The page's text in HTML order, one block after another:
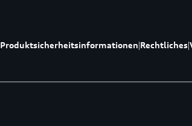
Produktsicherheitsinformationen|Rechtliches|